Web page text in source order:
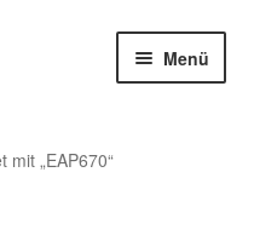
Menü
mit „EAP670“